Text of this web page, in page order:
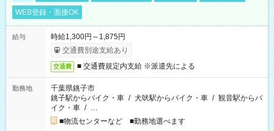
WEB登録・面接OK
給与
時給1,300円～1,875円
交通費別途支給あり
交通費 ■ 交通費規定内支給 ※派遣先による
勤務地
千葉県銚子市
銚子駅からバイク・車 / 犬吠駅からバイク・車 / 観音駅からバ
イク・車 / …
■物流センターなど ■勤務地選べます